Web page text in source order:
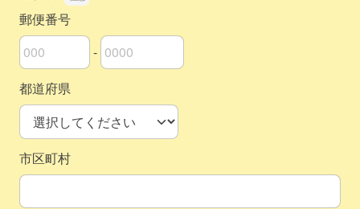
郵便番号
郵便番号の上3桁
-
郵便番号の下4桁
都道府県
市区町村